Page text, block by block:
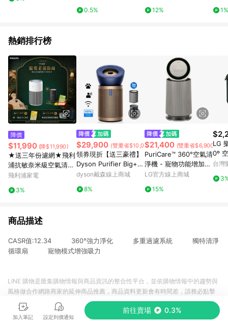
0.5%
12%
1%
熱銷排行榜
降價
$11,990 (降$11,990)
★送三年份濾網★飛利
浦抗敏奈米級空氣清淨
機(AC2220/80)-適用2
飛利浦家電
3%
$29,900 (雙重省$10,000)
領券現折【送三豪禮】
Dyson Purifier Big+Q
uiet Formaldehyde 強
淨機 BP04 (普魯士藍
dyson戴森線上商城
8%
$21,400 (雙重省$6,900)
PuriCare™ 360°空氣清
淨機 - 寵物功能增加版
二代/建議適用19坪(單
LG官方線上商城
15%
LG
0º
3 三
66
台灣
商品描述
CASR值:12.34 360°強力淨化 多重過濾系統 獨特清淨
循環扇 寵物模式增強吸力
加入筆記 設定到價通知
前往賣場 0.3%
LINE 購物是匯集購物情報與商品資訊的整合性平台，並依購物情報中的趨勢與
風格做合作網路商家的延伸商品推薦，商品資料更新會有時間差，請務必點擊
商品至各合作網路商家，確認現售價與購物條件，一切資訊以合作廠商網頁為
準。